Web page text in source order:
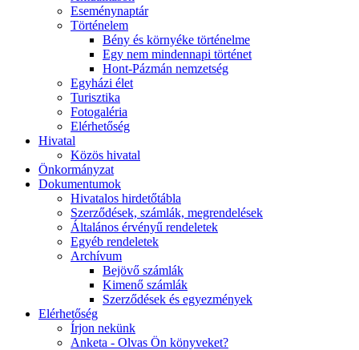
Eseménynaptár
Történelem
Bény és környéke történelme
Egy nem mindennapi történet
Hont-Pázmán nemzetség
Egyházi élet
Turisztika
Fotogaléria
Elérhetőség
Hivatal
Közös hivatal
Önkormányzat
Dokumentumok
Hivatalos hirdetőtábla
Szerződések, számlák, megrendelések
Általános érvényű rendeletek
Egyéb rendeletek
Archívum
Bejövő számlák
Kimenő számlák
Szerződések és egyezmények
Elérhetőség
Írjon nekünk
Anketa - Olvas Ön könyveket?